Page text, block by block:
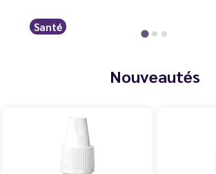
Santé
Nouveautés